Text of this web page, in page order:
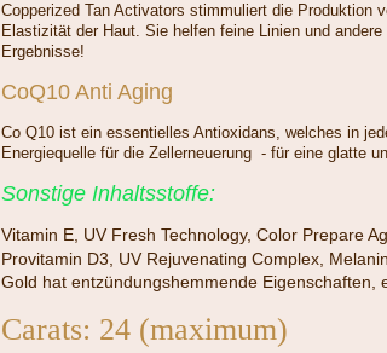
Copperized Tan Activators stimmuliert die Produktion
Elastizität der Haut. Sie helfen feine Linien und
Ergebnisse!
CoQ10 Anti Aging
Co Q10 ist ein essentielles Antioxidans, welches in
Energiequelle für die Zellerneuerung - für eine glatte
Sonstige Inhaltsstoffe:
Vitamin E, UV Fresh Technology, Color Prepare
Provitamin D3, UV Rejuvenating Complex,
Gold hat entzündungshemmende Eigenschaften,
Carats: 24 (maximum)